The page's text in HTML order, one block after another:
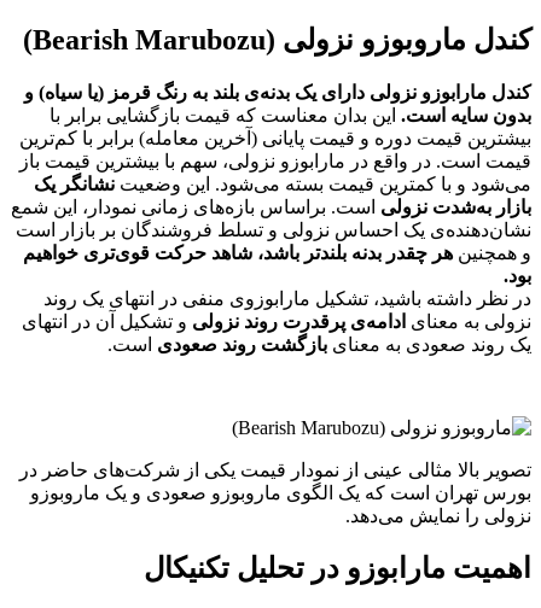
کندل ماروبوزو نزولی (Bearish Marubozu)
کندل مارابوزو نزولی دارای یک بدنه‌ی بلند به رنگ قرمز (یا سیاه) و
بدون سایه است. این بدان معناست که قیمت بازگشایی برابر با
بیشترین قیمت دوره و قیمت پایانی (آخرین معامله) برابر با کم‌ترین
قیمت است. در واقع در مارابوزو نزولی، سهم با بیشترین قیمت باز
می‌شود و با کمترین قیمت بسته می‌شود. این وضعیت نشانگر یک
بازار به‌شدت نزولی است. براساس بازه‌های زمانی نمودار، این شمع
نشان‌دهنده‌ی یک احساس نزولی و تسلط فروشندگان بر بازار است
و همچنین هر چقدر بدنه بلندتر باشد، شاهد حرکت قوی‌تری خواهیم
بود.
در نظر داشته باشید، تشکیل مارابوزوی منفی در انتهای یک روند
نزولی به معنای ادامه‌ی پر‌قدرت روند نزولی و تشکیل آن در انتهای
یک روند صعودی به معنای بازگشت روند صعودی است.
تصویر بالا مثالی عینی از نمودار قیمت یکی از شرکت‌های حاضر در
بورس تهران است که یک الگوی ماروبوزو صعودی و یک ماروبوزو
نزولی را نمایش می‌دهد.
اهمیت مارابوزو در تحلیل تکنیکال